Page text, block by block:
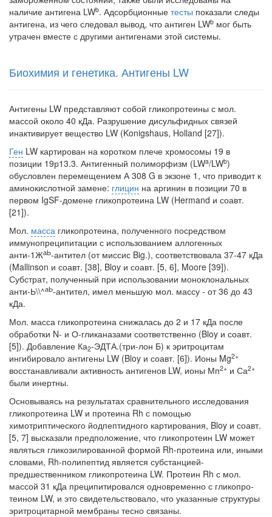
наличие антигена LWb. Адсорбционные тесты показали следы
антигена, из чего сле­довал вывод, что антиген LWb мог быть
утрачен вместе с другими антигенами этой системы.
Биохимия и генетика. Антигены LW
Антигены LW представляют собой гликопротеины с мол.
массой око­ло 40 кДа. Разрушение дисульфидных связей
инактивирует вещество LW (Konigshaus, Holland [27]).
Ген LW картирован на коротком плече хромосомы 19 в
позиции 19р13.3. Антигенный полиморфизм (LWa/LWb)
обусловлен перемещением А 308 G в эк­зоне 1, что приводит к
аминокислотной замене: глицин на аргинин в позиции 70 в
первом IgSF-домене гликопротеина LW (Hermand и соавт.
[21]).
Мол. масса гликопротеина, полученного посредством
иммунопреципита­ции с использованием аллогенных
анти-1ЖаЬ-антител (от миссис Big.), соответ­ствовала 37-47 кДа
(Mallinson и соавт. [38], Bloy и соавт. [5, 6], Moore [39]).
Субстрат, полученный при использовании моноклональных
анти-Ь\\^аЬ-антител, имел меньшую мол. массу - от 36 до 43
кДа.
Мол. масса гликопротеина снижалась до 2 и 17 кДа после
обработки N- и О-гликаназами соответственно (Bloy и соавт.
[5]). Добавление Ка2-ЭДТА.(три-лон Б) к эритроцитам
ингибировало антигены LW (Bloy и соавт. [6]). Ионы Mg2+
восстанавливали активность антигенов LW, ионы Мп2+ и Са2+
были инертны.
Основываясь на результатах сравнительного исследования
гликопротеина LW и протеина Rh с помощью
химотриптического йодпептидного картирова­ния, Bloy и соавт.
[5, 7] высказали предположение, что гликопротеин LW мо­жет
являться гликозилированной формой Rh-протеина или, иными
словами, Rh-полипептид является субстанцией-
предшественником гликопротеина LW. Протеин Rh с мол.
массой 31 кДа преципитировался одновременно с гликопро­
теином LW, и это свидетельствовало, что указанные структуры
эритроцитарной мембраны тесно связаны.